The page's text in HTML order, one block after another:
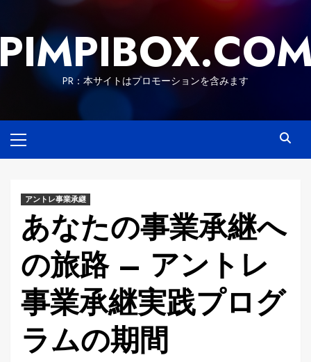
content
PR：本サイトはプロモーションを含みます
Menu
アントレ事業承継
あなたの事業承継へ
の旅路 – アントレ
事業承継実践プログ
ラムの期間